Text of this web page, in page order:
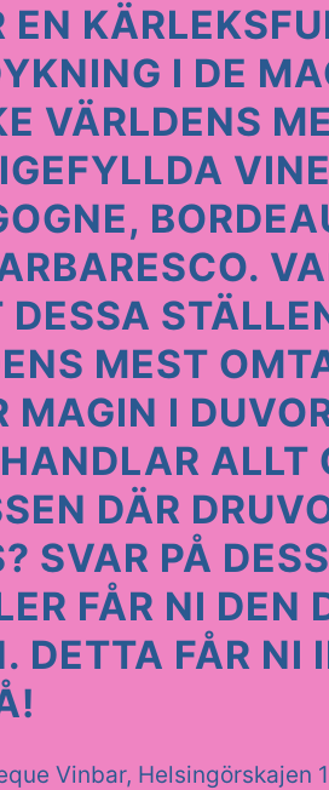
EN
I DE
VÄRLDENS
DESSA
MEST
MAGIN I
ALLT
DÄR
SVAR PÅ
FÅR NI DEN
DETTA FÅR NI
Vinbar, Helsingörskajen